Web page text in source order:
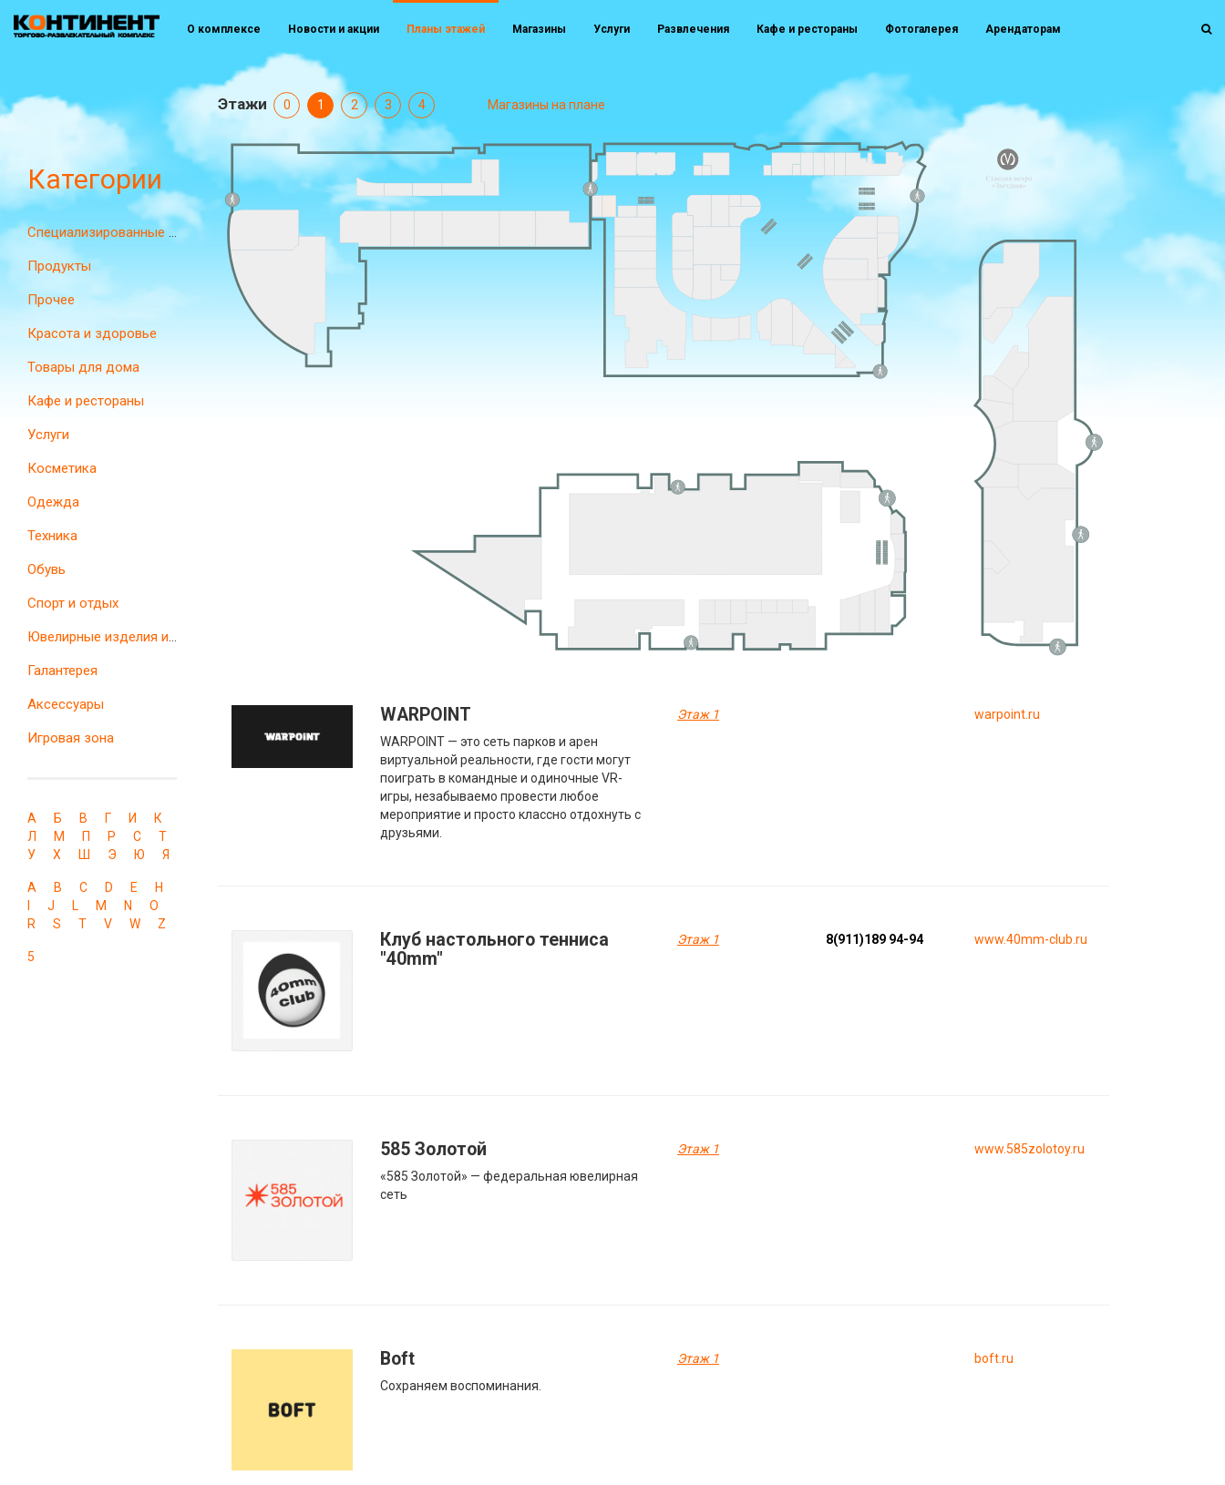
Категории
Специализированные магазины
Продукты
Прочее
Красота и здоровье
Товары для дома
Кафе и рестораны
Услуги
Косметика
Одежда
Техника
Обувь
Спорт и отдых
Галантерея
Аксессуары
Игровая зона
А Б В Г И
К
Л
М П Р С
Т
У
Х Ш Э Ю Я
A B C D E
H
J L M N
O
R
S T V W Z
5
О комплексе Новости и акции Планы этажей Магазины Услуги Развлечения Кафе и рестораны Фотогалерея Арендаторам
Этажи 0 1 2 3 4 Магазины на плане
WARPOINT
WARPOINT — это сеть парков и арен
виртуальной реальности, где гости могут
поиграть в командные и одиночные VR-
игры, незабываемо провести любое
мероприятие и просто классно отдохнуть с
друзьями.
Этаж 1 warpoint.ru
Клуб настольного тенниса
"40mm"
Этаж 1 8(911)189 94-94 www.40mm-club.ru
585 Золотой
«585 Золотой» — федеральная ювелирная
сеть
Этаж 1 www.585zolotoy.ru
Boft
Сохраняем воспоминания.
Этаж 1 boft.ru